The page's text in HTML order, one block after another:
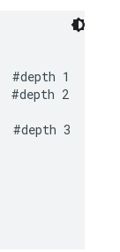
#depth 1
#depth 2
#depth 3